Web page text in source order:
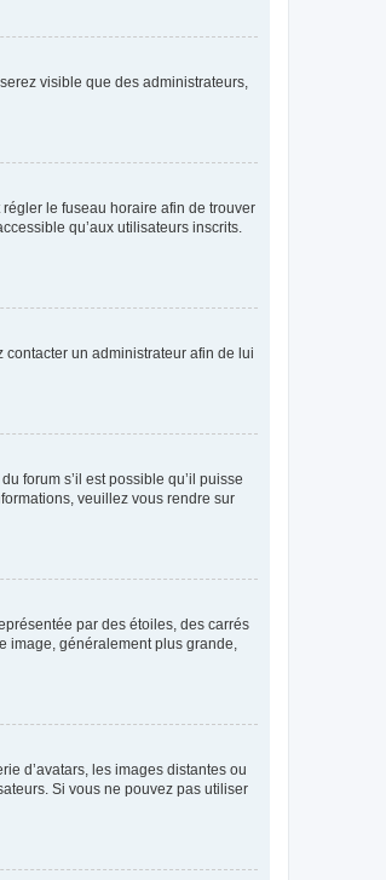
visible que des administrateurs,
le fuseau horaire afin de trouver
qu’aux utilisateurs inscrits.
contacter un administrateur afin de lui
forum s’il est possible qu’il puisse
veuillez vous rendre sur
par des étoiles, des carrés
image, généralement plus grande,
d’avatars, les images distantes ou
Si vous ne pouvez pas utiliser